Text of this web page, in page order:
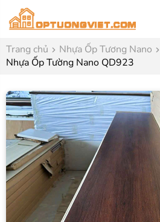
Trang chủ
Nhựa Ốp Tương Nano
Nhựa Ốp Tường Nano QD923